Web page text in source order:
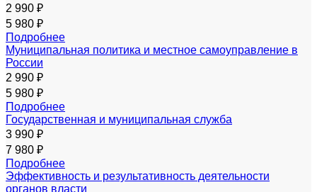
2 990 ₽
5 980 ₽
Подробнее
Муниципальная политика и местное самоуправление в
России
2 990 ₽
5 980 ₽
Подробнее
Государственная и муниципальная служба
3 990 ₽
7 980 ₽
Подробнее
Эффективность и результативность деятельности
органов власти